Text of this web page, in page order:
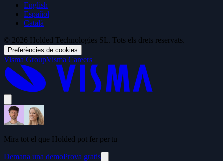
English
Español
Català
© 2026 Holded Technologies SL. Tots els drets reservats.
Preferències de cookies
Visma GroupVisma Careers
Mira tot el que Holded pot fer per tu
Demana una demoProva gratis